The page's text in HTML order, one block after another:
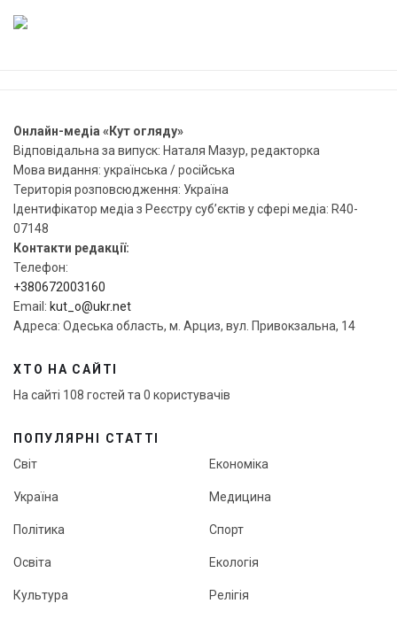
Онлайн-медіа «Кут огляду»
Відповідальна за випуск: Наталя Мазур, редакторка
Мова видання: українська / російська
Територія розповсюдження: Україна
Ідентифікатор медіа з Реєстру суб’єктів у сфері медіа: R40-
07148
Контакти редакції:
Телефон:
+380672003160
Email: kut_o@ukr.net
Адреса: Одеська область, м. Арциз, вул. Привокзальна, 14
ХТО НА САЙТІ
На сайті 108 гостей та 0 користувачів
ПОПУЛЯРНІ СТАТТІ
Світ
Україна
Політика
Освіта
Культура
Економіка
Медицина
Спорт
Екологія
Релігія